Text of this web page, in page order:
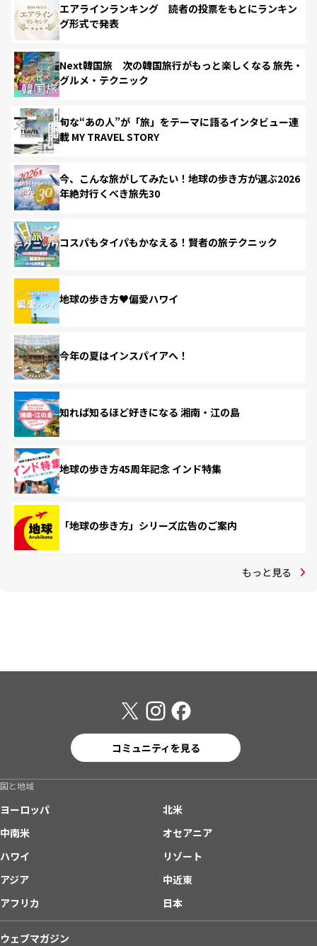
エアラインランキング 読者の投票をもとにランキン
グ形式で発表
Next韓国旅 次の韓国旅行がもっと楽しくなる 旅先・
グルメ・テクニック
旬な“あの人”が「旅」をテーマに語るインタビュー連
載 MY TRAVEL STORY
今、こんな旅がしてみたい！地球の歩き方が選ぶ2026
年絶対行くべき旅先30
コスパもタイパもかなえる！賢者の旅テクニック
地球の歩き方♥偏愛ハワイ
今年の夏はインスパイアへ！
知れば知るほど好きになる 湘南・江の島
地球の歩き方45周年記念 インド特集
「地球の歩き方」シリーズ広告のご案内
もっと見る
コミュニティを見る
国と地域
ヨーロッパ
北米
中南米
オセアニア
ハワイ
リゾート
アジア
中近東
アフリカ
日本
ウェブマガジン